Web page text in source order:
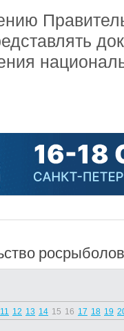
11 12 13 14 15 16 17 18 19